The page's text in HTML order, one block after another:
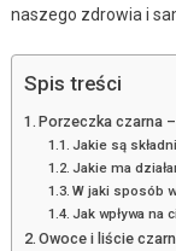
naszego zdrowia i
Spis treści
Porzeczka czarna
Jakie są
Jakie ma
W jaki sposób
Jak wpływa na
Owoce i liście